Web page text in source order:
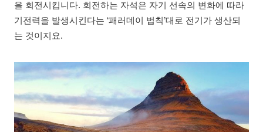
을 회전시킵니다. 회전하는 자석은 자기 선속의 변화에 따라
기전력을 발생시킨다는 ‘패러데이 법칙’대로 전기가 생산되
는 것이지요.